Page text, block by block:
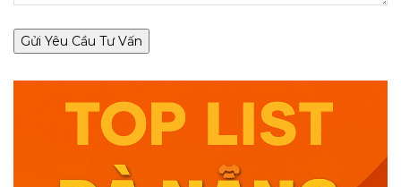
Gửi Yêu Cầu Tư Vấn